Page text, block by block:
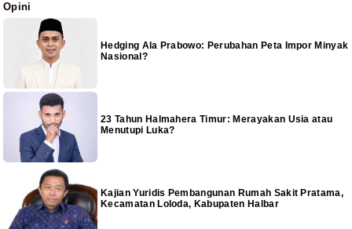
Opini
Hedging Ala Prabowo: Perubahan Peta Impor Minyak
Nasional?
23 Tahun Halmahera Timur: Merayakan Usia atau
Menutupi Luka?
Kajian Yuridis Pembangunan Rumah Sakit Pratama,
Kecamatan Loloda, Kabupaten Halbar